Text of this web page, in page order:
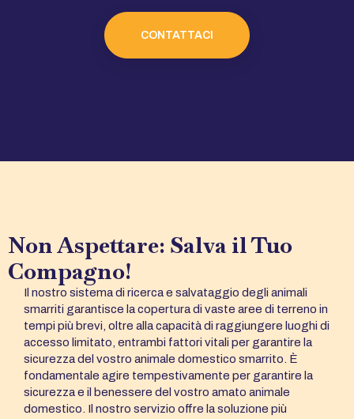
CONTATTACI
Non Aspettare: Salva il Tuo
Compagno!
Il nostro sistema di ricerca e salvataggio degli animali
smarriti garantisce la copertura di vaste aree di terreno in
tempi più brevi, oltre alla capacità di raggiungere luoghi di
accesso limitato, entrambi fattori vitali per garantire la
sicurezza del vostro animale domestico smarrito. È
fondamentale agire tempestivamente per garantire la
sicurezza e il benessere del vostro amato animale
domestico. Il nostro servizio offre la soluzione più